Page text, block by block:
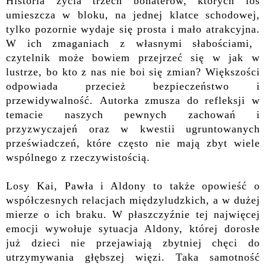
umieszcza w bloku, na jednej klatce schodowej,
tylko pozornie wydaje się prosta i mało atrakcyjna.
W ich zmaganiach z własnymi słabościami,
czytelnik może bowiem przejrzeć się w jak w
lustrze, bo kto z nas nie boi się zmian? Większości
odpowiada przecież bezpieczeństwo i
przewidywalność. Autorka zmusza do refleksji w
temacie naszych pewnych zachowań i
przyzwyczajeń oraz w kwestii ugruntowanych
przeświadczeń, które często nie mają zbyt wiele
wspólnego z rzeczywistością.
Losy Kai, Pawła i Aldony to także opowieść o
współczesnych relacjach międzyludzkich, a w dużej
mierze o ich braku. W płaszczyźnie tej najwięcej
emocji wywołuje sytuacja Aldony, której dorosłe
już dzieci nie przejawiają zbytniej chęci do
utrzymywania głębszej więzi. Taka samotność